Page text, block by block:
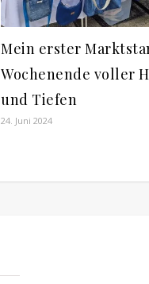
Mein erster
Wochenende voller
und Tiefen
24. Juni 2024